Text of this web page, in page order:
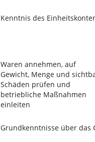
Kenntnis des
Waren annehmen, auf
Gewicht, Menge und
Schäden prüfen und
betriebliche Maßnahmen
einleiten
Grundkenntnisse über das